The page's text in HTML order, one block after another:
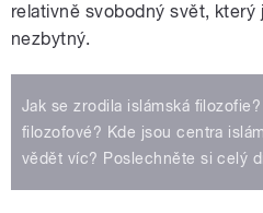
relativně svobodný svět, který
nezbytný.
Jak se zrodila islámská
filozofové? Kde jsou centra
vědět víc? Poslechněte si celý